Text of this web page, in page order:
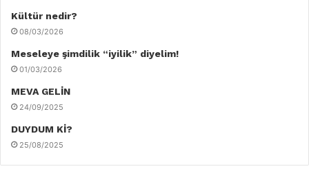
Kültür nedir?
08/03/2026
Meseleye şimdilik “iyilik” diyelim!
01/03/2026
MEVA GELİN
24/09/2025
DUYDUM Kİ?
25/08/2025